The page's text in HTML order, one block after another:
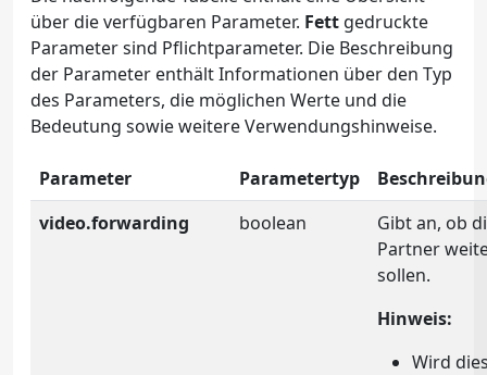
über die verfügbaren Parameter. Fett gedruckte
Parameter sind Pflichtparameter. Die Beschreibung
der Parameter enthält Informationen über den Typ
des Parameters, die möglichen Werte und die
Bedeutung sowie weitere Verwendungshinweise.
Parameter Parametertyp
video.forwarding
boolean
Gibt an, ob
Partner
sollen.
Hinweis:
Wird